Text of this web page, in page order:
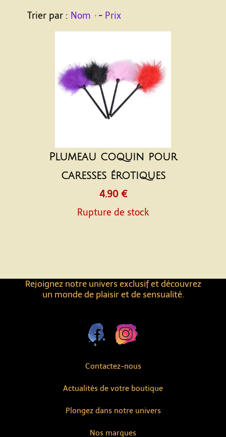
Contactez-nous
Actualités de votre boutique
Nos marques
Rejoignez notre univers exclusif et découvrez
un monde de plaisir et de sensualité.
Plongez dans notre univers
Trier par : Nom - Prix
Plumeau coquin pour
caresses érotiques
4.90 €
Rupture de stock